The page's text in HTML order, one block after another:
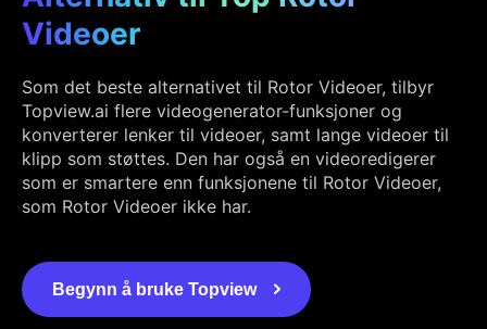
Videoer
Som det beste alternativet til Rotor Videoer, tilbyr
Topview.ai flere videogenerator-funksjoner og
konverterer lenker til videoer, samt lange videoer til
klipp som støttes. Den har også en videoredigerer
som er smartere enn funksjonene til Rotor Videoer,
som Rotor Videoer ikke har.
Begynn å bruke Topview